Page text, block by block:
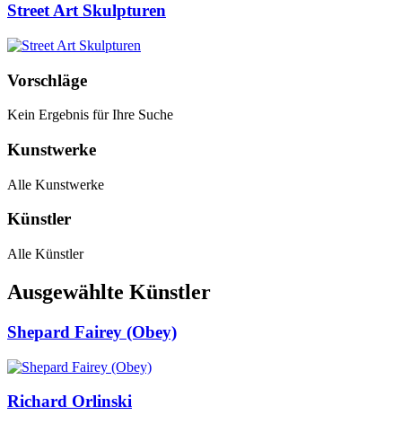
Street Art Skulpturen
Vorschläge
Kein Ergebnis für Ihre Suche
Kunstwerke
Alle Kunstwerke
Künstler
Alle Künstler
Ausgewählte Künstler
Shepard Fairey (Obey)
Richard Orlinski